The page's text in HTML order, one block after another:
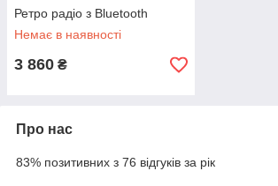
Ретро радіо з Bluetooth
Немає в наявності
3 860 ₴
Про нас
83% позитивних з 76 відгуків за рік